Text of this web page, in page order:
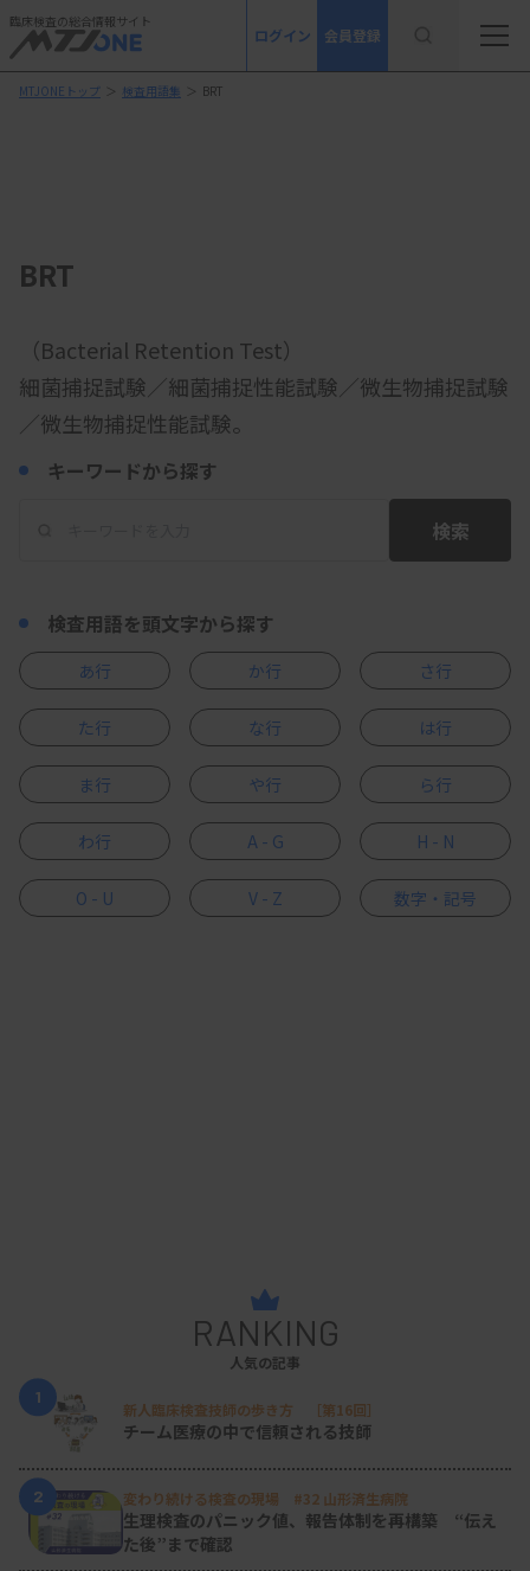
臨床検査の総合情報サイト
ログイン 会員登録
MTJONEトップ ＞ 検査用語集 ＞ BRT
BRT
（Bacterial Retention Test）
細菌捕捉試験／細菌捕捉性能試験／微生物捕捉試験
／微生物捕捉性能試験。
キーワードから探す
検索
検査用語を頭文字から探す
あ行 か行 さ行
た行 な行 は行
ま行 や行 ら行
わ行 A - G H - N
O - U V - Z 数字・記号
RANKING
人気の記事
1
新人臨床検査技師の歩き方 ［第16回］
チーム医療の中で信頼される技師
2 変わり続ける検査の現場 #32 山形済生病院
生理検査のパニック値、報告体制を再構築 “伝え
た後”まで確認